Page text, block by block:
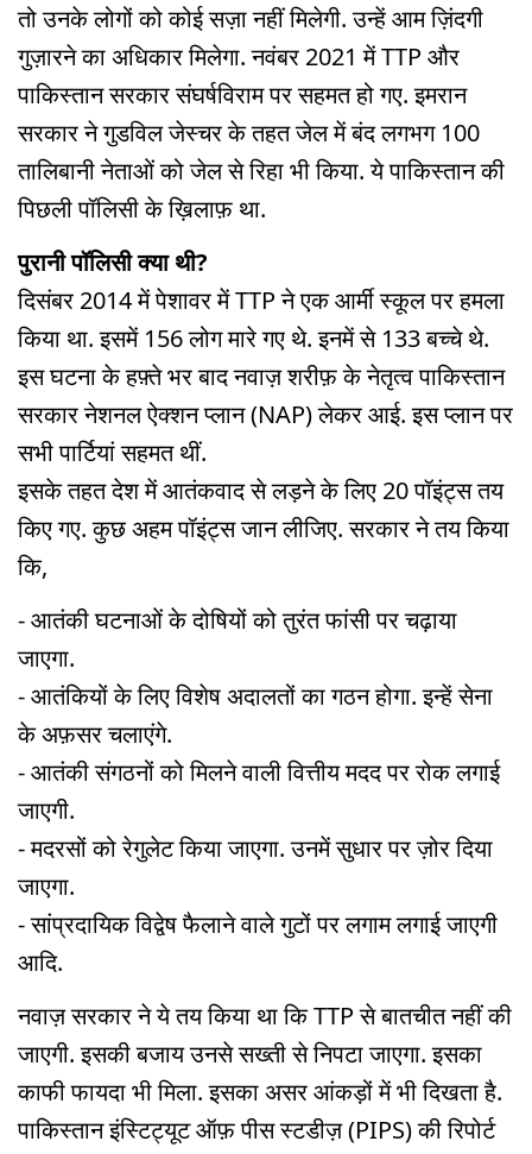
तो उनके लोगों को कोई सज़ा नहीं मिलेगी. उन्हें आम ज़िंदगी
गुज़ारने का अधिकार मिलेगा. नवंबर 2021 में TTP और
पाकिस्तान सरकार संघर्षविराम पर सहमत हो गए. इमरान
सरकार ने गुडविल जेस्चर के तहत जेल में बंद लगभग 100
तालिबानी नेताओं को जेल से रिहा भी किया. ये पाकिस्तान की
पिछली पॉलिसी के ख़िलाफ़ था.
पुरानी पॉलिसी क्या थी?
दिसंबर 2014 में पेशावर में TTP ने एक आर्मी स्कूल पर हमला
किया था. इसमें 156 लोग मारे गए थे. इनमें से 133 बच्चे थे.
इस घटना के हफ़्ते भर बाद नवाज़ शरीफ़ के नेतृत्व पाकिस्तान
सरकार नेशनल ऐक्शन प्लान (NAP) लेकर आई. इस प्लान पर
सभी पार्टियां सहमत थीं.
इसके तहत देश में आतंकवाद से लड़ने के लिए 20 पॉइंट्स तय
किए गए. कुछ अहम पॉइंट्स जान लीजिए. सरकार ने तय किया
कि,
- आतंकी घटनाओं के दोषियों को तुरंत फांसी पर चढ़ाया
जाएगा.
- आतंकियों के लिए विशेष अदालतों का गठन होगा. इन्हें सेना
के अफ़सर चलाएंगे.
- आतंकी संगठनों को मिलने वाली वित्तीय मदद पर रोक लगाई
जाएगी.
- मदरसों को रेगुलेट किया जाएगा. उनमें सुधार पर ज़ोर दिया
जाएगा.
- सांप्रदायिक विद्वेष फैलाने वाले गुटों पर लगाम लगाई जाएगी
आदि.
नवाज़ सरकार ने ये तय किया था कि TTP से बातचीत नहीं की
जाएगी. इसकी बजाय उनसे सख्ती से निपटा जाएगा. इसका
काफी फायदा भी मिला. इसका असर आंकड़ों में भी दिखता है.
पाकिस्तान इंस्टिट्यूट ऑफ़ पीस स्टडीज़ (PIPS) की रिपोर्ट